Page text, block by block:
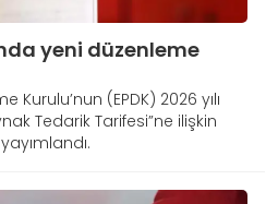
yeni düzenleme
Kurulu’nun (EPDK) 2026 yılı
Tedarik Tarifesi”ne ilişkin